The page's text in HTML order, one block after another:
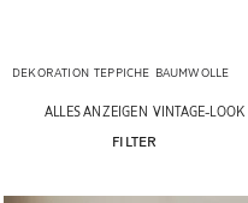
DEKORATION TEPPICHE BAUMWOLLE
ALLES ANZEIGEN VINTAGE-LOOK
FILTER